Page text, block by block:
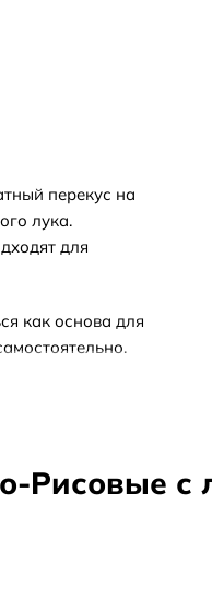
перекус на
лука.
для
как основа для
или на
лук сушёный,
Рисовые с